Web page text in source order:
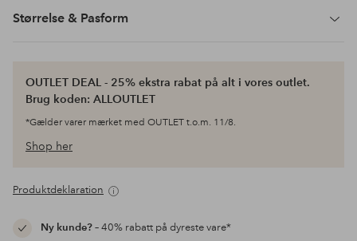
Størrelse & Pasform
OUTLET DEAL - 25% ekstra rabat på alt i vores outlet.
Brug koden: ALLOUTLET
*Gælder varer mærket med OUTLET t.o.m. 11/8.
Shop her
Produktdeklaration
Ny kunde?– 40% rabatt på dyreste vare*